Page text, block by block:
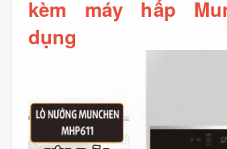
kèm máy hấp
dụng